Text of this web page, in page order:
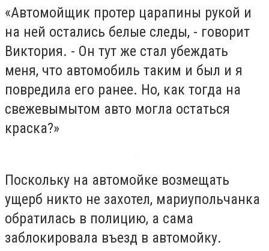
«Автомойщик протер царапины рукой и
на ней остались белые следы, - говорит
Виктория. - Он тут же стал убеждать
меня, что автомобиль таким и был и я
повредила его ранее. Но, как тогда на
свежевымытом авто могла остаться
краска?»
Поскольку на автомойке возмещать
ущерб никто не захотел, мариупольчанка
обратилась в полицию, а сама
заблокировала въезд в автомойку.